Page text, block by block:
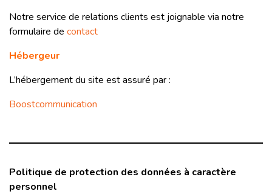
Notre service de relations clients est joignable via notre
formulaire de contact
Hébergeur
L’hébergement du site est assuré par :
Boostcommunication
Politique de protection des données à caractère
personnel